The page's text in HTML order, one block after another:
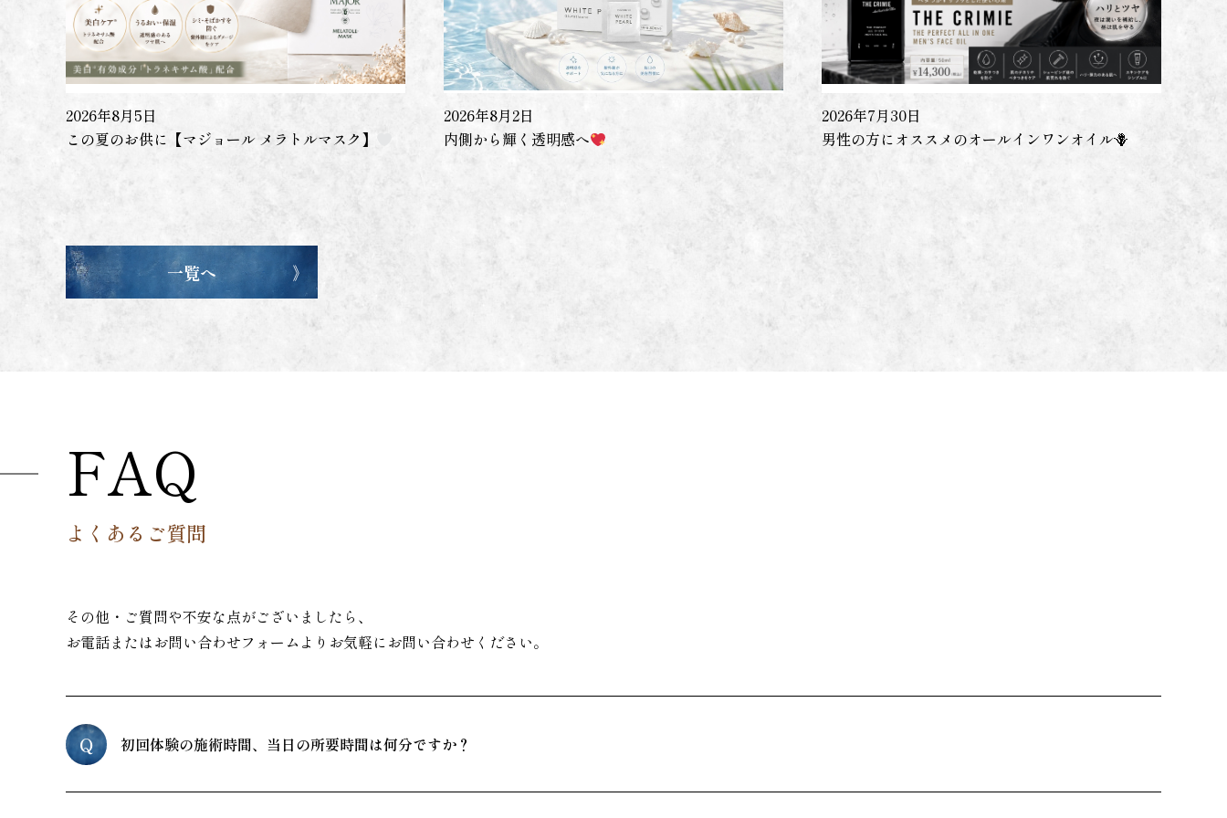
2026年8月5日
この夏のお供に【マジョール メラトルマスク】
2026年8月2日
内側から輝く透明感へ
2026年7月30日
男性の方にオススメのオールインワンオイル🪻
一覧へ
FAQ
よくあるご質問
その他・ご質問や不安な点がございましたら、
お電話またはお問い合わせフォームよりお気軽にお問い合わせください。
Q 初回体験の施術時間、当日の所要時間は何分ですか？